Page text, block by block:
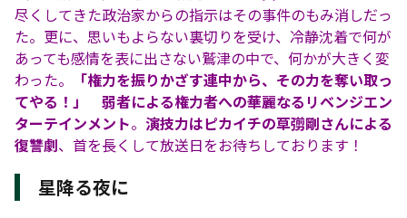
尽くしてきた政治家からの指示はその事件のもみ消しだっ
た。更に、思いもよらない裏切りを受け、冷静沈着で何が
あっても感情を表に出さない鷲津の中で、何かが大きく変
わった。
「権力を振りかざす連中から、その力を奪い取っ
てやる！」
弱者による権力者への華麗なるリベンジエン
ターテインメント。 演技力はピカイチの草彅剛さんによる
復讐劇、首を長くして放送日をお待ちしております！
星降る夜に